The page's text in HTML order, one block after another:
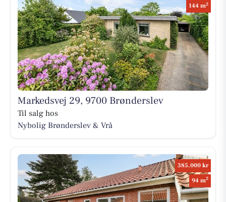
144 m2
Markedsvej 29, 9700 Brønderslev
Til salg hos
Nybolig Brønderslev & Vrå
385.000 kr
94 m2